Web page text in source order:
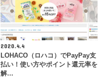
2020.4.4
LOHACO（ロハコ）でPayPay支
払い！使い方やポイント還元率を
解…